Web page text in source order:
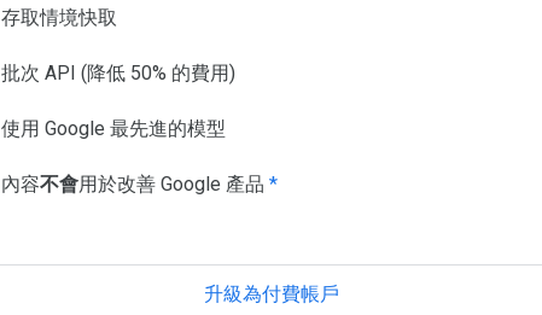
存取情境快取
批次 API (降低 50% 的費用)
使用 Google 最先進的模型
內容不會用於改善 Google 產品 *
升級為付費帳戶